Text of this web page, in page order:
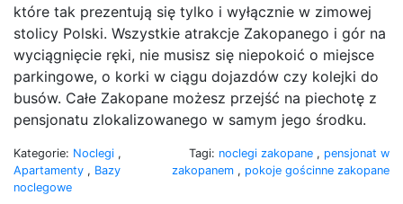
które tak prezentują się tylko i wyłącznie w zimowej
stolicy Polski. Wszystkie atrakcje Zakopanego i gór na
wyciągnięcie ręki, nie musisz się niepokoić o miejsce
parkingowe, o korki w ciągu dojazdów czy kolejki do
busów. Całe Zakopane możesz przejść na piechotę z
pensjonatu zlokalizowanego w samym jego środku.
Kategorie: Noclegi ,
Apartamenty , Bazy
noclegowe
Tagi: noclegi zakopane , pensjonat w
zakopanem , pokoje gościnne zakopane